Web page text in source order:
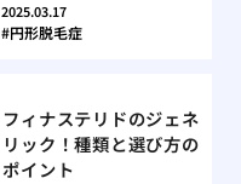
2025.03.17
円形脱毛症
フィナステリドのジェネ
リック！種類と選び方の
ポイント